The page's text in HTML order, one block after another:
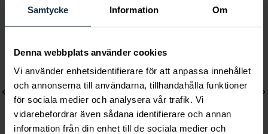
Samtycke Information Om
Denna webbplats använder cookies
Vi använder enhetsidentifierare för att anpassa innehållet
och annonserna till användarna, tillhandahålla funktioner
för sociala medier och analysera vår trafik. Vi
vidarebefordrar även sådana identifierare och annan
information från din enhet till de sociala medier och